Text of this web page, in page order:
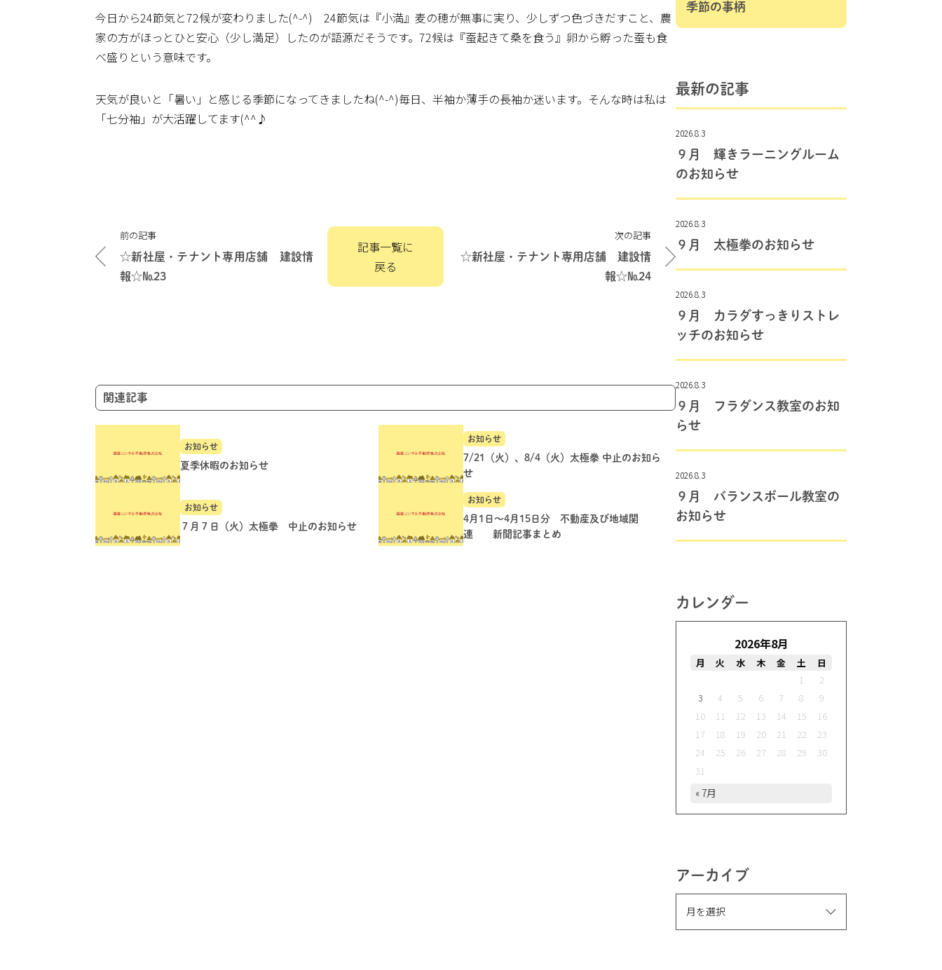
今日から24節気と72候が変わりました(^-^) 24節気は『小満』麦の穂が無事に実り、少しずつ色づきだすこと、農
家の方がほっとひと安心（少し満足）したのが語源だそうです。72候は『蚕起きて桑を食う』卵から孵った蚕も食
べ盛りという意味です。
天気が良いと「暑い」と感じる季節になってきましたね(^-^)毎日、半袖か薄手の長袖か迷います。そんな時は私は
「七分袖」が大活躍してます(^^♪
稿
ナ
前の記事
☆新社屋・テナント専用店舗 建設情
報☆№23
記事一覧に
戻る
次の記事
☆新社屋・テナント専用店舗 建設情
報☆№24
関連記事
お知らせ
夏季休暇のお知らせ
お知らせ
7/21（火）、8/4（火）太極拳 中止のお知ら
せ
お知らせ
７月７日（火）太極拳 中止のお知らせ
お知らせ
4月1日～4月15日分 不動産及び地域関
連 新聞記事まとめ
季節の事柄
最新の記事
2026.8.3
９月 輝きラーニングルーム
のお知らせ
2026.8.3
９月 太極拳のお知らせ
2026.8.3
９月 カラダすっきりストレ
ッチのお知らせ
2026.8.3
９月 フラダンス教室のお知
らせ
2026.8.3
９月 バランスボール教室の
お知らせ
カレンダー
2026年8月
月 火 水 木 金 土
日
1
2
3
4 5 6 7 8
9
10
11 12 13 14 15
16
17
18 19 20 21 22
23
24
25 26 27 28 29
30
31
« 7月
アーカイブ